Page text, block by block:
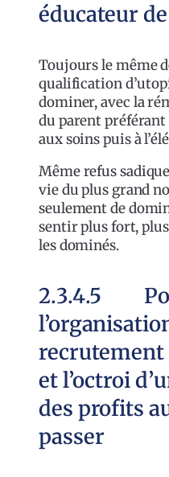
éducateur
Toujours le même
qualification
dominer, avec la
du parent
aux soins puis à
Même refus
vie du plus grand
seulement de
sentir plus fort,
les dominés.
2.3.4.5
et l’octroi
des profits
passer